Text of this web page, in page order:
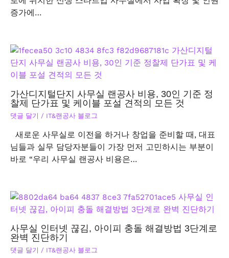
증가에…
가산디지털단지 사무실 랜공사 비용, 30인 기준 정
찰제 단가표 및 케이블 포설 견적의 모든 것
댓글 달기 / IT&랜공사 블로그
새로운 사무실로 이전을 하거나 창업을 준비할 때, 대표
님들과 실무 담당자분들이 가장 먼저 고민하시는 부분이
바로 “우리 사무실 랜공사 비용은…
사무실 인터넷 끊김, 아이피 충돌 해결방법 3단계로
완벽 진단하기
댓글 달기 / IT&랜공사 블로그